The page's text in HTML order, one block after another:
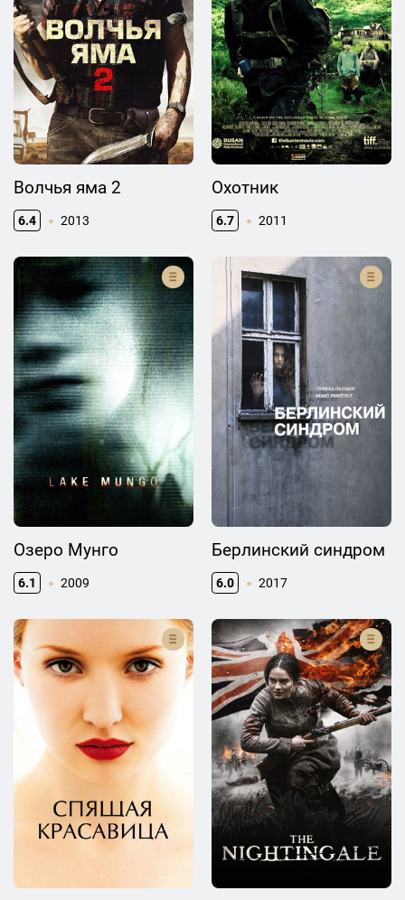
Волчья яма 2
6.4 2013
Охотник
6.7 2011
Озеро Мунго
6.1 2009
Берлинский синдром
6.0 2017